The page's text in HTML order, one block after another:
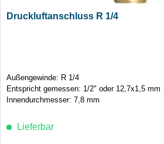
Druckluftanschluss R 1/4
Außengewinde: R 1/4
Entspricht gemessen: 1/2" oder 12,7x1,5 mm
Innendurchmesser: 7,8 mm
Lieferbar